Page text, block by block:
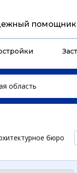
помощник
область
бюро